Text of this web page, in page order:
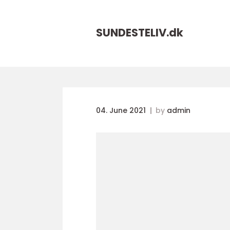
SUNDESTELIV.dk
04. June 2021 by admin